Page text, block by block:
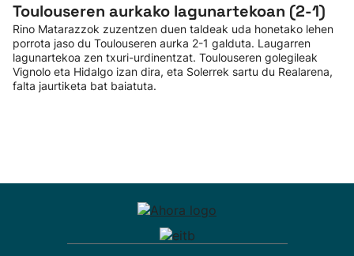
Toulouseren aurkako lagunartekoan (2-1)
Rino Matarazzok zuzentzen duen taldeak uda honetako lehen
porrota jaso du Toulouseren aurka 2-1 galduta. Laugarren
lagunartekoa zen txuri-urdinentzat. Toulouseren golegileak
Vignolo eta Hidalgo izan dira, eta Solerrek sartu du Realarena,
falta jaurtiketa bat baiatuta.